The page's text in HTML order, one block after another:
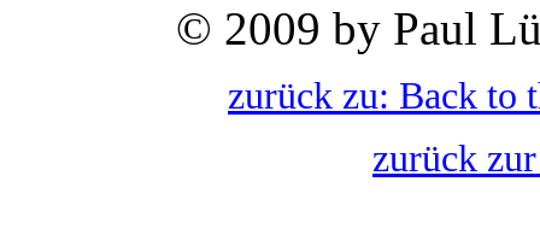
© 2009 by Paul
zurück zu: Back to
zurück